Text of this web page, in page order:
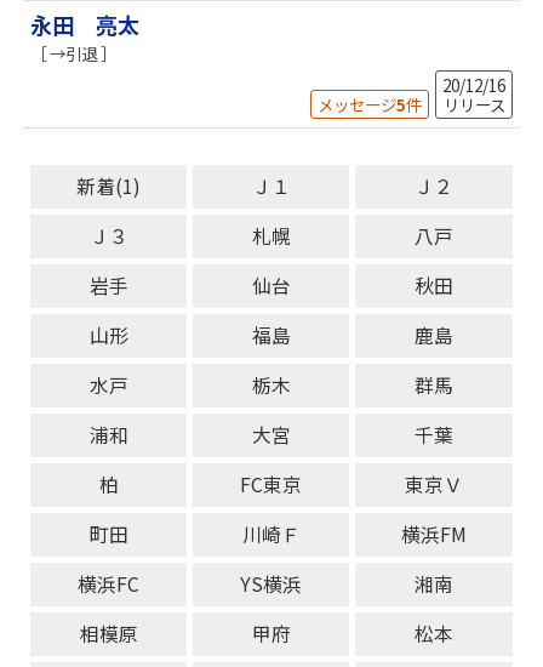
永田 亮太
［ →引退 ］
メッセージ5件
20/12/16
リリース
新着(1) Ｊ１
Ｊ２
Ｊ３
札幌
八戸
岩手
仙台
秋田
山形
福島
鹿島
水戸
栃木
群馬
浦和
大宮
千葉
柏
FC東京
東京Ｖ
町田
川崎Ｆ
横浜FM
横浜FC
YS横浜
湘南
相模原
甲府
松本